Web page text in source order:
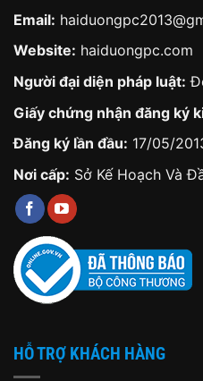
Email:
Website: haiduongpc.com
Người đại diện pháp luật:
Giấy chứng nhận đăng ký
Đăng ký lần đầu: 17/05/
Nơi cấp: Sở Kế Hoạch Và
HỖ TRỢ KHÁCH HÀNG